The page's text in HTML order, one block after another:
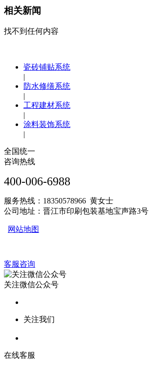
相关新闻
找不到任何内容
瓷砖铺贴系统
|
防水修缮系统
|
工程建材系统
|
涂料装饰系统
|
全国统一
咨询热线
400-006-6988
服务热线：18350578966 黄女士
公司地址：晋江市印刷包装基地宝声路3号
网站地图
客服咨询
关注微信公众号
关注我们
在线客服